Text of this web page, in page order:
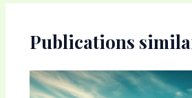
articles
Publications